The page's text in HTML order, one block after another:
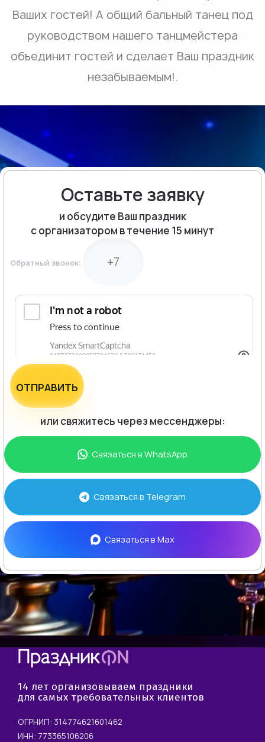
Ваших гостей! А общий бальный танец под
руководством нашего танцмейстера
объединит гостей и сделает Ваш праздник
незабываемым!.
Оставьте заявку
и обсудите Ваш праздник
с организатором в течение 15 минут
Обратный звонок:
ОТПРАВИТЬ
или свяжитесь через мессенджеры:
Связаться вWhatsApp
Связаться в Telegram
Связаться вMax
14 лет организовываем праздники
для самых требовательных клиентов
ОГРНИП: 314774621601462
ИНН: 773365106206